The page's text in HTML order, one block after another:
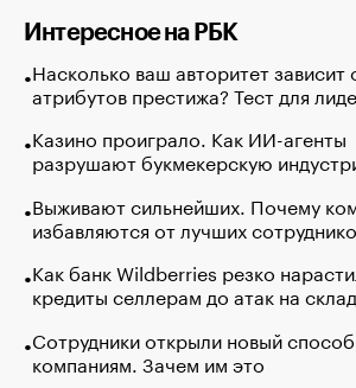
Интересное на РБК
Насколько ваш авторитет зависит
атрибутов престижа? Тест для
Казино проиграло. Как ИИ-агенты
разрушают букмекерскую
Выживают сильнейших. Почему
избавляются от лучших
Как банк Wildberries резко
кредиты селлерам до атак на
Сотрудники открыли новый
компаниям. Зачем им это